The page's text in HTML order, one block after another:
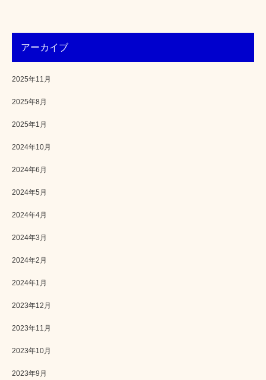
アーカイブ
2025年11月
2025年8月
2025年1月
2024年10月
2024年6月
2024年5月
2024年4月
2024年3月
2024年2月
2024年1月
2023年12月
2023年11月
2023年10月
2023年9月